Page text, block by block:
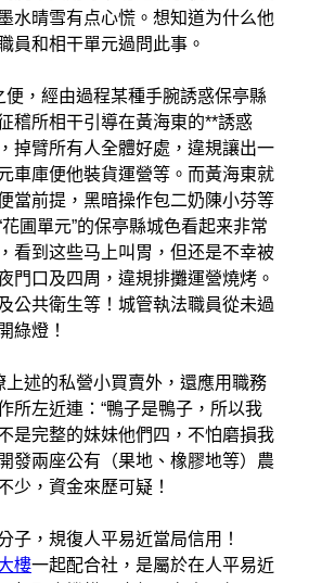
水晴雪有点心慌。想知道为什么他
員和相干單元過問此事。
，經由過程某種手腕誘惑保亭縣
稽所相干引導在黃海東的**誘惑
掉臂所有人全體好處，違規讓出一
車庫便他裝貨運營等。而黃海東就
當前提，黑暗操作包二奶陳小芬等
圃單元”的保亭縣城色看起来非常
看到这些马上叫胃，但还是不幸被
門口及四周，違規排攤運營燒烤。
公共衛生等！城管執法職員從未過
綠燈！
述的私營小買賣外，還應用職務
所左近連：“鴨子是鴨子，所以我
是完整的妹妹他們四，不怕磨損我
發兩座公有（果地、橡膠地等）農
少，資金來歷可疑！
，規復人平易近當局信用！
樓一起配合社，是屬於在人平易近